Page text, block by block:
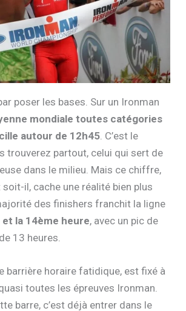
poser les bases. Sur un Ironman
mondiale toutes catégories
autour de 12h45. C’est le
trouverez partout, celui qui sert de
dans le milieu. Mais ce chiffre,
il, cache une réalité bien plus
des finishers franchit la ligne
et la 14ème heure, avec un pic de
13 heures.
barrière horaire fatidique, est fixé à
toutes les épreuves Ironman.
barre, c’est déjà entrer dans le